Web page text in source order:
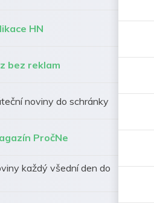
HN
bez reklam
noviny do schránky
PročNe
každý všední den do